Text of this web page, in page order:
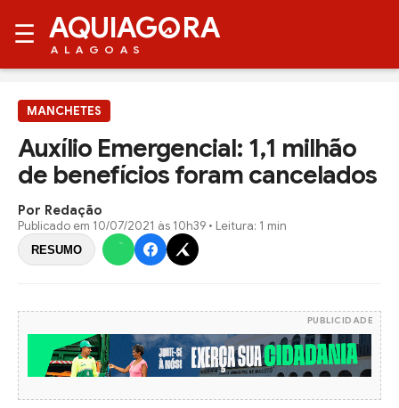
☰ AQUIAG RA
ALAGOAS
MANCHETES
Auxílio Emergencial: 1,1 milhão
de benefícios foram cancelados
Por Redação
Publicado em 10/07/2021 às 10h39 • Leitura: 1 min
RESUMO
PUBLICIDADE